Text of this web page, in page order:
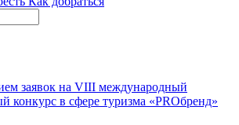
заявок на VIII международный
конкурс в сфере туризма «PROбренд»